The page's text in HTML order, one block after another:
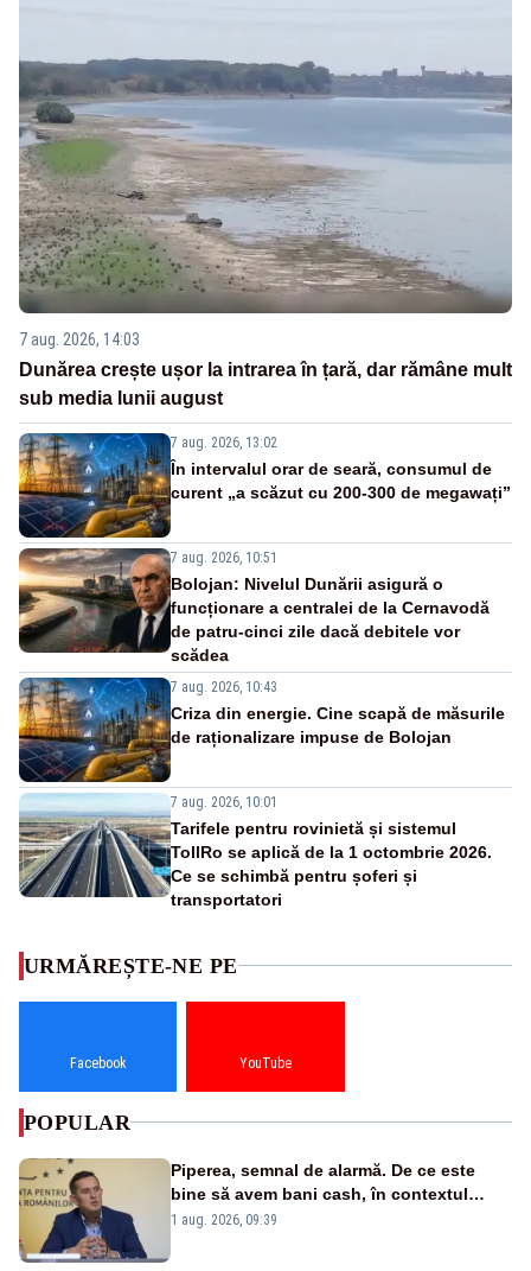
7 aug. 2026, 14:03
Dunărea crește ușor la intrarea în țară, dar rămâne mult
sub media lunii august
7 aug. 2026, 13:02
În intervalul orar de seară, consumul de
curent „a scăzut cu 200-300 de megawați”
7 aug. 2026, 10:51
Bolojan: Nivelul Dunării asigură o
funcționare a centralei de la Cernavodă
de patru-cinci zile dacă debitele vor
scădea
7 aug. 2026, 10:43
Criza din energie. Cine scapă de măsurile
de raționalizare impuse de Bolojan
7 aug. 2026, 10:01
Tarifele pentru rovinietă și sistemul
TollRo se aplică de la 1 octombrie 2026.
Ce se schimbă pentru șoferi și
transportatori
URMĂREȘTE-NE PE
Facebook YouTube
POPULAR
Piperea, semnal de alarmă. De ce este
bine să avem bani cash, în contextul
alertei energetice?
1 aug. 2026, 09:39